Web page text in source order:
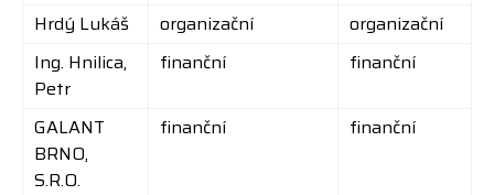
Hrdý Lukáš organizační
organizační
Ing. Hnilica,
Petr
finanční finanční
GALANT
BRNO,
S.R.O.
finanční finanční